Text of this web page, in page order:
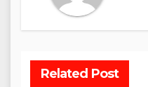
Related Post